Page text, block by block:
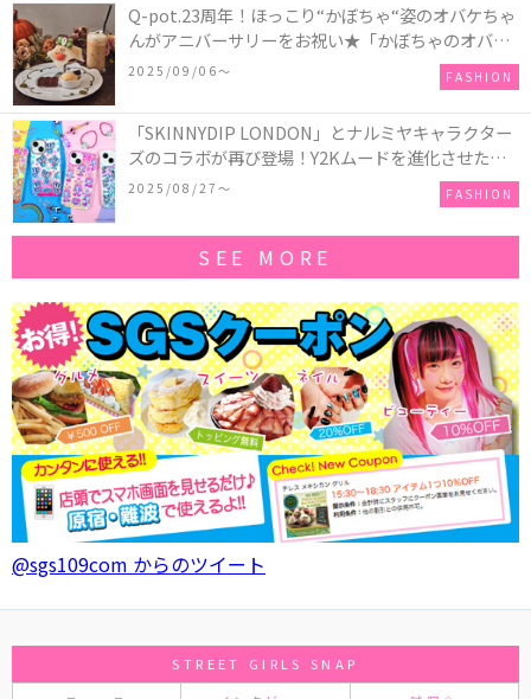
Q-pot.23周年！ほっこり“かぼちゃ“姿のオバケちゃ
んがアニバーサリーをお祝い★「かぼちゃのオバケ
ーキアクセサリー」が新発売！Q-pot CAFE.では
「かぼちゃのオバケーキプレート」も登場
2025/09/06〜 FASHION
「SKINNYDIP LONDON」とナルミヤキャラクター
ズのコラボが再び登場！Y2Kムードを進化させた新
作コレクションを発売♪
2025/08/27〜 FASHION
SEE MORE
@sgs109com からのツイート
STREET GIRLS SNAP